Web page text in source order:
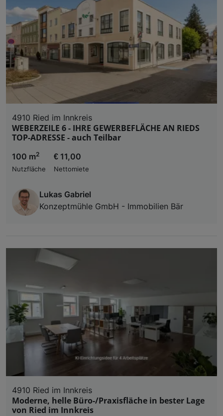
4910 Ried im Innkreis
WEBERZEILE 6 - IHRE GEWERBEFLÄCHE AN RIEDS
TOP-ADRESSE - auch Teilbar
100 m2
Nutzfläche
€ 11,00
Nettomiete
Lukas Gabriel
Konzeptmühle GmbH - Immobilien Bär
4910 Ried im Innkreis
Moderne, helle Büro-/Praxisfläche in bester Lage
von Ried im Innkreis